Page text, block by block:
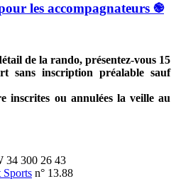
les accompagnateurs ֎
de la rando, présentez-vous 15
sans inscription préalable sauf
inscrites ou annulées la veille au
34 300 26 43
Sports n° 13.88